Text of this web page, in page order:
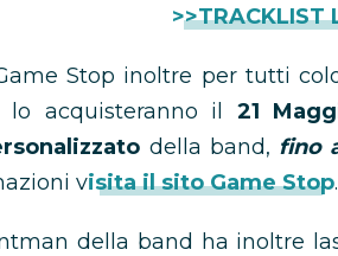
>>TRACKLIST
Stop inoltre per tutti
lo acquisteranno il 21
della band, fino
visita il sito Game Stop.
della band ha inoltre